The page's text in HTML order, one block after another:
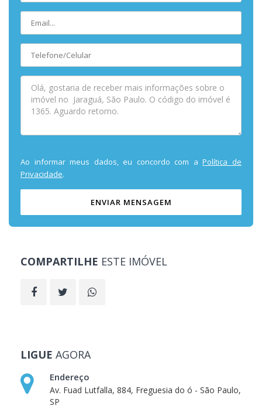
Ao informar meus dados, eu concordo com aPolítica de
Privacidade.
ENVIAR MENSAGEM
COMPARTILHE ESTE IMÓVEL
LIGUE AGORA
Endereço
Av. Fuad Lutfalla, 884, Freguesia do ó - São Paulo,
SP